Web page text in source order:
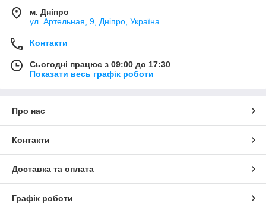
м. Дніпро
ул. Артельная, 9, Дніпро, Україна
Контакти
Сьогодні працює з 09:00 до 17:30
Показати весь графік роботи
Про нас
Контакти
Доставка та оплата
Графік роботи